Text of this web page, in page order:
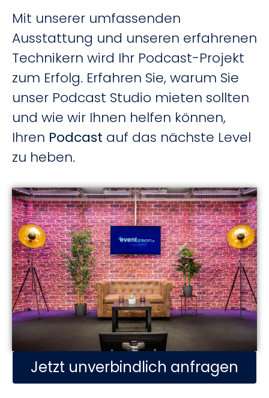
Mit unserer umfassenden
Ausstattung und unseren erfahrenen
Technikern wird Ihr Podcast-Projekt
zum Erfolg. Erfahren Sie, warum Sie
unser Podcast Studio mieten sollten
und wie wir Ihnen helfen können,
Ihren Podcast auf das nächste Level
zu heben.
Jetzt unverbindlich anfragen